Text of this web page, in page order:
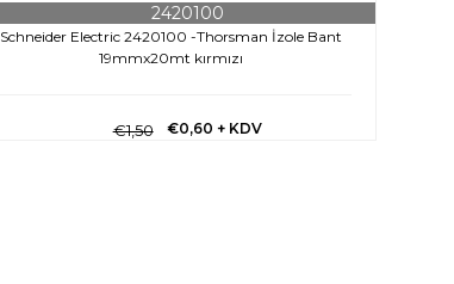
Schneider Electric 2420100 -Thorsman İzole Bant
19mmx20mt kırmızı
2420100
€0,60 + KDV
€1,50